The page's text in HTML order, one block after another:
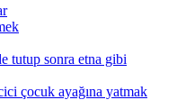
tutup sonra etna gibi
çocuk ayağına yatmak